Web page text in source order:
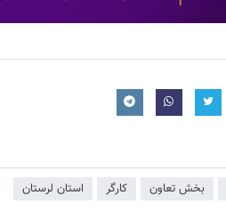
بخش تعاون کارگر استان لرستان